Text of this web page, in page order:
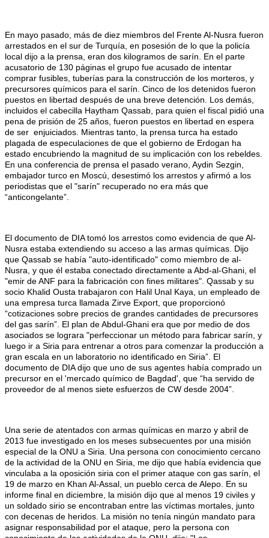
En mayo pasado, más de diez miembros del Frente Al-Nusra fueron
arrestados en el sur de Turquía, en posesión de lo que la policía
local dijo a la prensa, eran dos kilogramos de sarín. En el parte
acusatorio de 130 páginas el grupo fue acusado de intentar
comprar fusibles, tuberías para la construcción de los morteros, y
precursores químicos para el sarín. Cinco de los detenidos fueron
puestos en libertad después de una breve detención. Los demás,
incluidos el cabecilla Haytham Qassab, para quien el fiscal pidió una
pena de prisión de 25 años, fueron puestos en libertad en espera
de ser enjuiciados. Mientras tanto, la prensa turca ha estado
plagada de especulaciones de que el gobierno de Erdogan ha
estado encubriendo la magnitud de su implicación con los rebeldes.
En una conferencia de prensa el pasado verano, Aydin Sezgin,
embajador turco en Moscú, desestimó los arrestos y afirmó a los
periodistas que el "sarín" recuperado no era más que
“anticongelante”.
El documento de DIA tomó los arrestos como evidencia de que Al-
Nusra estaba extendiendo su acceso a las armas químicas. Dijo
que Qassab se había "auto-identificado" como miembro de al-
Nusra, y que él estaba conectado directamente a Abd-al-Ghani, el
"emir de ANF para la fabricación con fines militares". Qassab y su
socio Khalid Ousta trabajaron con Halil Unal Kaya, un empleado de
una empresa turca llamada Zirve Export, que proporcionó
“cotizaciones sobre precios de grandes cantidades de precursores
del gas sarín”. El plan de Abdul-Ghani era que por medio de dos
asociados se lograra "perfeccionar un método para fabricar sarín, y
luego ir a Siria para entrenar a otros para comenzar la producción a
gran escala en un laboratorio no identificado en Siria”. El
documento de DIA dijo que uno de sus agentes había comprado un
precursor en el 'mercado químico de Bagdad', que “ha servido de
proveedor de al menos siete esfuerzos de CW desde 2004”.
Una serie de atentados con armas químicas en marzo y abril de
2013 fue investigado en los meses subsecuentes por una misión
especial de la ONU a Siria. Una persona con conocimiento cercano
de la actividad de la ONU en Siria, me dijo que había evidencia que
vinculaba a la oposición siria con el primer ataque con gas sarín, el
19 de marzo en Khan Al-Assal, un pueblo cerca de Alepo. En su
informe final en diciembre, la misión dijo que al menos 19 civiles y
un soldado sirio se encontraban entre las víctimas mortales, junto
con decenas de heridos. La misión no tenía ningún mandato para
asignar responsabilidad por el ataque, pero la persona con